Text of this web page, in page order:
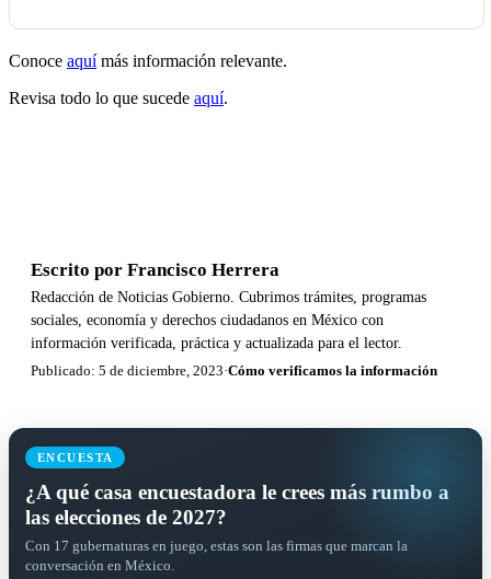
Conoce aquímás información relevante.
Revisa todo lo que sucede aquí.
Escrito por Francisco Herrera
Redacción de Noticias Gobierno. Cubrimos trámites, programas
sociales, economía y derechos ciudadanos en México con
información verificada, práctica y actualizada para el lector.
Publicado: 5 de diciembre, 2023·Cómo verificamos la información
ENCUESTA
¿A qué casa encuestadora le crees más rumbo a
las elecciones de 2027?
Con 17 gubernaturas en juego, estas son las firmas que marcan la
conversación en México.